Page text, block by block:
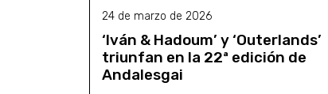
24 de marzo de 2026
‘Iván & Hadoum’ y ‘Outerlands’
triunfan en la 22ª edición de
Andalesgai